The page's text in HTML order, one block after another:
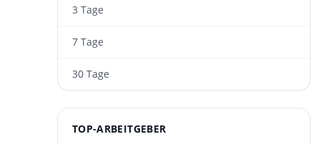
3 Tage
7 Tage
30 Tage
TOP-ARBEITGEBER